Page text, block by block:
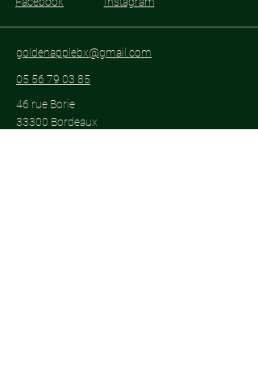
goldenapplebx@gmail.com
05 56 79 03 85
46 rue Borie
33300 Bordeaux